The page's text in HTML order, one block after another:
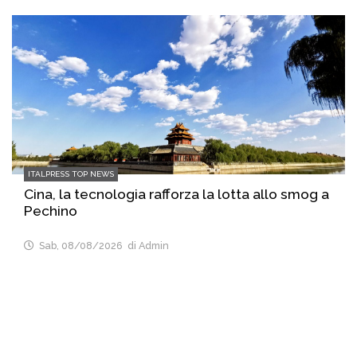
ITALPRESS TOP NEWS
Cina, la tecnologia rafforza la lotta allo smog a
Pechino
Sab, 08/08/2026 di Admin